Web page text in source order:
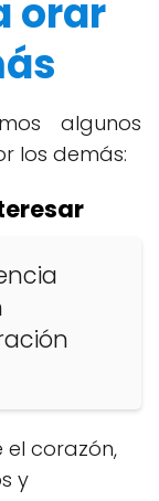
orar
algunos
los demás:
el corazón,
y